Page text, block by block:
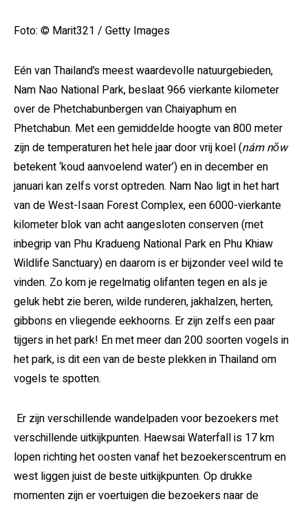
Foto: © Marit321 / Getty Images
Eén van Thailand’s meest waardevolle natuurgebieden,
Nam Nao National Park, beslaat 966 vierkante kilometer
over de Phetchabunbergen van Chaiyaphum en
Phetchabun. Met een gemiddelde hoogte van 800 meter
zijn de temperaturenhet hele jaar door vrij koel (nám nŏw
betekent ‘koud aanvoelend water’) en in december en
januari kan zelfs vorst optreden. Nam Nao ligt in het hart
van de West-Isaan Forest Complex, een 6000-vierkante
kilometer blok van acht aangesloten conserven (met
inbegrip van Phu Kradueng National Park en Phu Khiaw
Wildlife Sanctuary) en daarom is er bijzonder veel wild te
vinden. Zo kom je regelmatig olifanten tegen en als je
geluk hebt zie beren, wilde runderen, jakhalzen, herten,
gibbons en vliegende eekhoorns. Er zijn zelfs een paar
tijgers in het park! En met meer dan 200 soorten vogels in
het park, is dit een van de beste plekken in Thailand om
vogels te spotten.
Er zijn verschillende wandelpaden voor bezoekers met
verschillende uitkijkpunten. Haewsai Waterfall is 17 km
lopen richting het oosten vanaf het bezoekerscentrum en
west liggen juist de beste uitkijkpunten. Op drukke
momenten zijn er voertuigen die bezoekers naar de